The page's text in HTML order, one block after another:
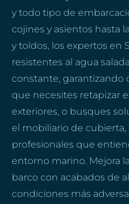
y todo tipo de
cojines y asientos hasta
y toldos, los expertos en
resistentes al agua
constante, garantizando
que necesites retapizar
exteriores, o busques
el mobiliario de cubierta,
profesionales que
entorno marino. Mejora
barco con acabados de
condiciones más